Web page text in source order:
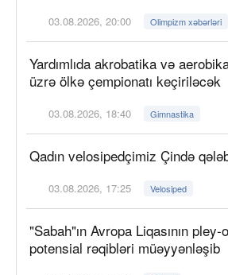
03.08.2026, 20:00 Olimpizm xəbərləri
Yardımlıda akrobatika və
üzrə ölkə çempionatı keçiriləcək
03.08.2026, 18:40 Gimnastika
Qadın velosipedçimiz Çində
03.08.2026, 17:25 Velosiped
"Sabah"ın Avropa Liqasının
potensial rəqibləri müəyyənləşib